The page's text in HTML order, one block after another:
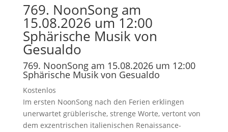
769. NoonSong am
15.08.2026 um 12:00
Sphärische Musik von
Gesualdo
769. NoonSong am 15.08.2026 um 12:00
Sphärische Musik von Gesualdo
Kostenlos
Im ersten NoonSong nach den Ferien erklingen
unerwartet grüblerische, strenge Worte, vertont von
dem exzentrischen italienischen Renaissance-